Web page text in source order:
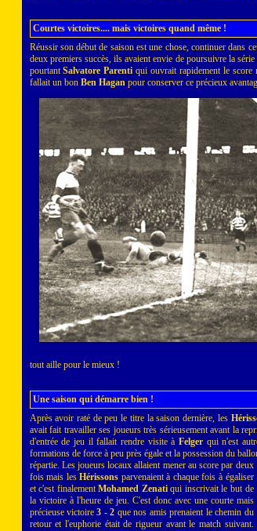
Courtes victoires.... mais victoires quand même !
Réussir son début de saison est une chose, continuer dans
deux premiers succès, ils avaient envie de poursuivre la
pourtantSalvatore Parenti qui ouvrait rapidement le score
fallait un bon Ben Haganpour conserver ce précieux
tout aille pour le mieux !
Une saison qui démarre bien !
Après avoir raté de peu le titre la saison dernière, les
avait fait travailler ses joueurs très sérieusement avant la
d'entrée de jeu il fallait rendre visite à Felgerqui n'est
formations de force à peu près égale et la possession du
répartie. Les joueurs locaux allaient mener au score par deux
fois mais lesHérissons parvenaient à chaque fois à égaliser
et c'est finalementMohamed Zenatiqui inscrivait le but de
la victoire à l'heure de jeu. C'est donc avec une courte mais
précieuse victoire3 - 2 que nos amis prenaient le chemin du
retour et l'euphorie était de rigueur avant le match suivant.